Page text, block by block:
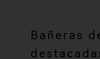
Bañeras